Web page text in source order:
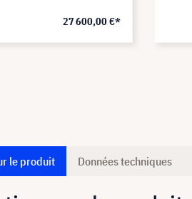
27 600,00 €*
le produit Données techniques